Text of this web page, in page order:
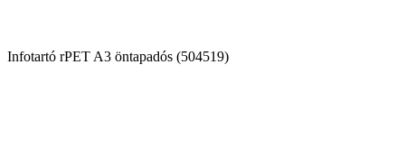
Infotartó rPET A3 öntapadós (504519)